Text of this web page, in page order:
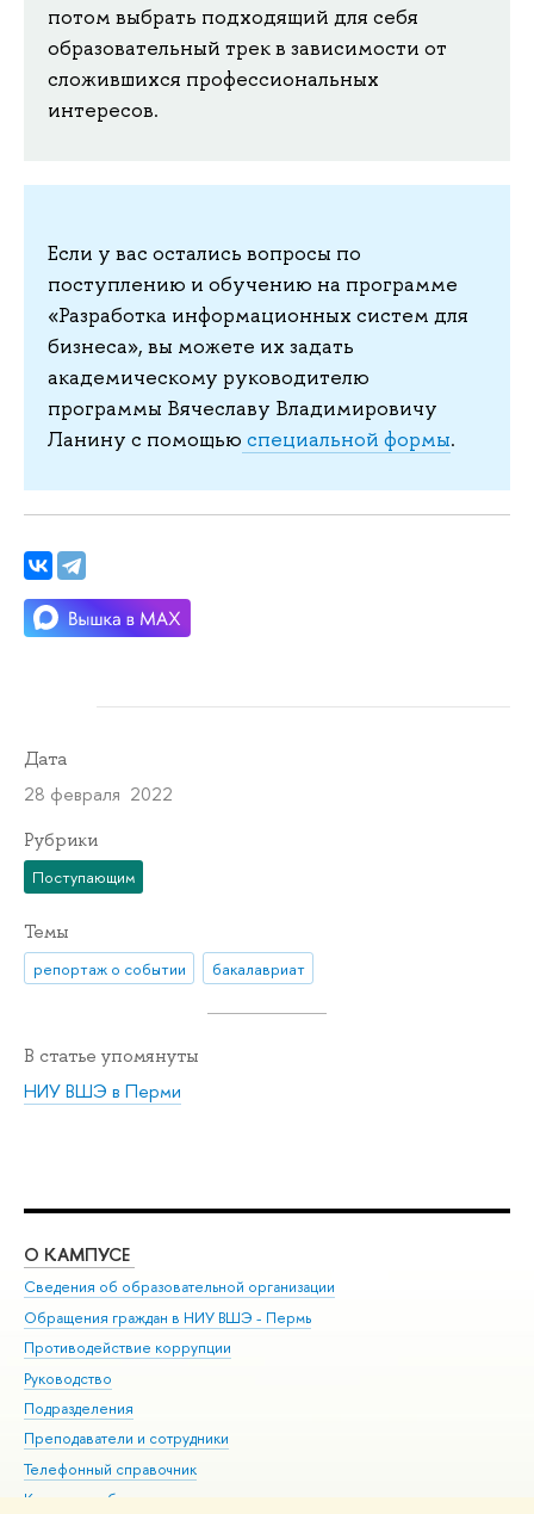
потом выбрать подходящий для себя
образовательный трек в зависимости от
сложившихся профессиональных
интересов.
Если у вас остались вопросы по
поступлению и обучению на программе
«Разработка информационных систем для
бизнеса», вы можете их задать
академическому руководителю
программы Вячеславу Владимировичу
Ланину с помощью специальной формы.
Дата
28 февраля 2022
Рубрики
Поступающим
Темы
репортаж о событии бакалавриат
В статье упомянуты
НИУ ВШЭ в Перми
О КАМПУСЕ
Сведения об образовательной организации
Обращения граждан в НИУ ВШЭ - Пермь
Противодействие коррупции
Руководство
Подразделения
Преподаватели и сотрудники
Телефонный справочник
Корпуса и общежития